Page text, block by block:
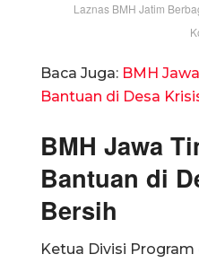
Laznas BMH Jatim
Baca Juga: BMH
Bantuan di Desa
BMH Jawa
Bantuan di
Bersih
Ketua Divisi